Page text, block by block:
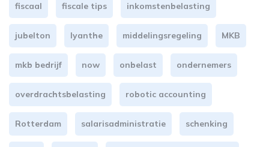
fiscaal fiscale tips inkomstenbelasting
jubelton lyanthe middelingsregeling MKB
mkb bedrijf now onbelast ondernemers
overdrachtsbelasting robotic accounting
Rotterdam salarisadministratie schenking